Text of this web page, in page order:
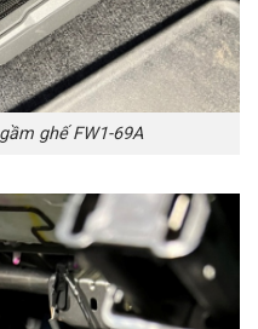
ghế FW1-69A